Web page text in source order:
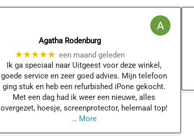
Agatha Rodenburg
★★★★★ een maand geleden
Ik ga speciaal naar Uitgeest voor deze winkel,
goede service en zeer goed advies. Mijn telefoon
ging stuk en heb een refurbished iPone gekocht.
Met een dag had ik weer een nieuwe, alles
overgezet, hoesje, screenprotector, helemaal top!
… More